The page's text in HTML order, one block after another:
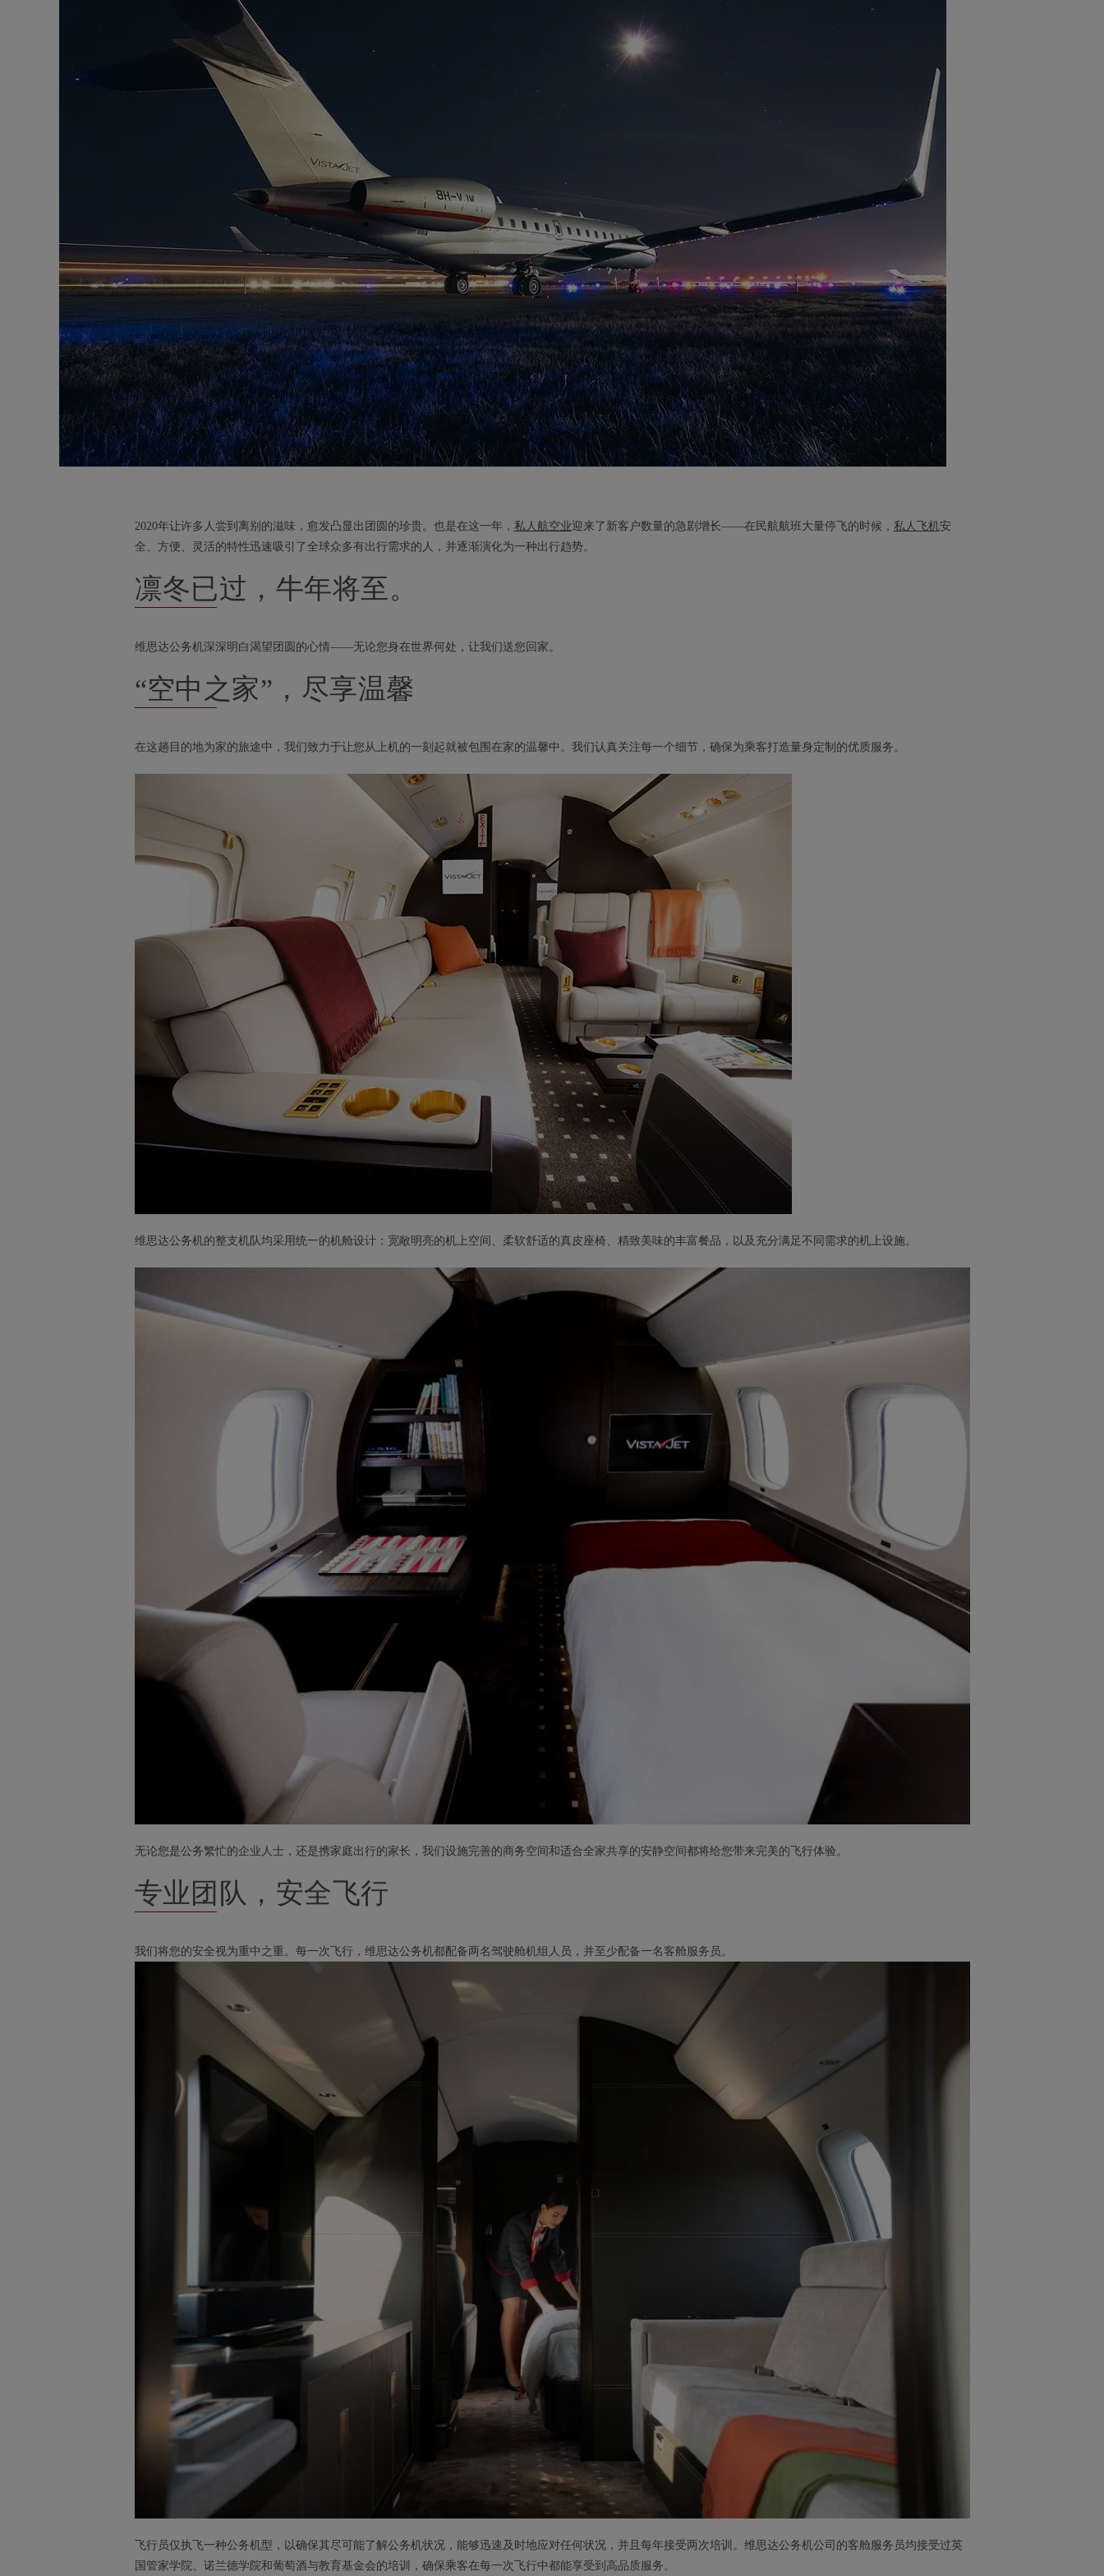
2020年让许多人尝到离别的滋味，愈发凸显出团圆的珍贵。也是在这一年， 私人航空业迎来了新客户数量的急剧增长——在民航航班大量停飞的时候， 私人飞机安
全、方便、灵活的特性迅速吸引了全球众多有出行需求的人，并逐渐演化为一种出行趋势。
凛冬已过，牛年将至。
维思达公务机深深明白渴望团圆的心情——无论您身在世界何处，让我们送您回家。
“空中之家”，尽享温馨
在这趟目的地为家的旅途中，我们致力于让您从上机的一刻起就被包围在家的温馨中。我们认真关注每一个细节，确保为乘客打造量身定制的优质服务。
维思达公务机的整支机队均采用统一的机舱设计：宽敞明亮的机上空间、柔软舒适的真皮座椅、精致美味的丰富餐品，以及充分满足不同需求的机上设施。
无论您是公务繁忙的企业人士，还是携家庭出行的家长，我们设施完善的商务空间和适合全家共享的安静空间都将给您带来完美的飞行体验。
专业团队，安全飞行
我们将您的安全视为重中之重。每一次飞行，维思达公务机都配备两名驾驶舱机组人员，并至少配备一名客舱服务员。
飞行员仅执飞一种公务机型，以确保其尽可能了解公务机状况，能够迅速及时地应对任何状况，并且每年接受两次培训。维思达公务机公司的客舱服务员均接受过英
国管家学院、诺兰德学院和葡萄酒与教育基金会的培训，确保乘客在每一次飞行中都能享受到高品质服务。